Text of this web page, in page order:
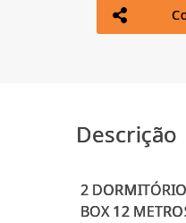
Descrição
2
BOX 12